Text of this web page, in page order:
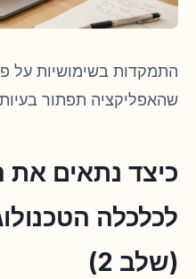
התמקדות בשימושיות על
שהאפליקציה תפתור
כיצד נתאים את
לכלכלה
(שלב 2)